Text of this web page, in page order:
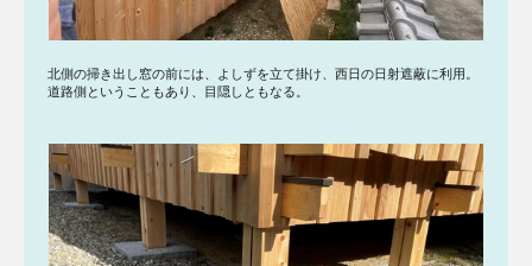
北側の掃き出し窓の前には、よしずを立て掛け、西日の日射遮蔽に利用。
道路側ということもあり、目隠しともなる。